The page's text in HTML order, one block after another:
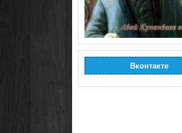
Вконтакте